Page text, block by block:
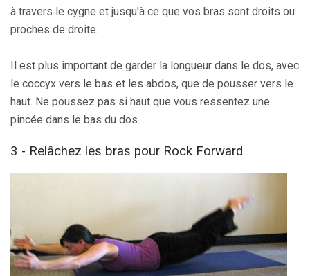
à travers le cygne et jusqu'à ce que vos bras sont droits ou
proches de droite.
Il est plus important de garder la longueur dans le dos, avec
le coccyx vers le bas et les abdos, que de pousser vers le
haut. Ne poussez pas si haut que vous ressentez une
pincée dans le bas du dos.
3 - Relâchez les bras pour Rock Forward